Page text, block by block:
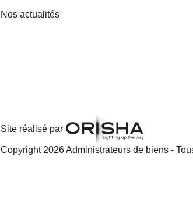
Nos actualités
Site réalisé par
Copyright 2026 Administrateurs de biens -